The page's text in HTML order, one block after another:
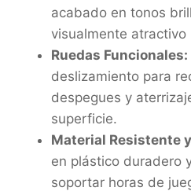
acabado en tonos
visualmente atractivo
Ruedas Funcionales:
deslizamiento para
despegues y
superficie.
Material Resistente
en plástico duradero
soportar horas de